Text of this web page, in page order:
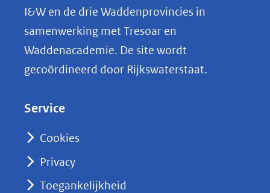
k
e
nieuw
I&W en de drie Waddenprovincies in
samenwerking met Tresoar en
Waddenacademie. De site wordt
gecoördineerd door Rijkswaterstaat.
Service
Cookies
Privacy
Toegankelijkheid